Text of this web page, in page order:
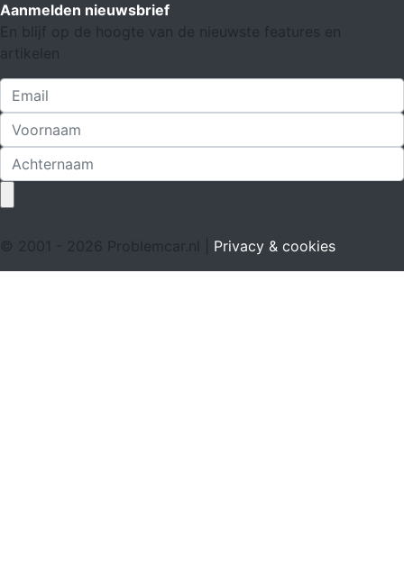
Aanmelden nieuwsbrief
En blijf op de hoogte van de nieuwste features en
artikelen
© 2001 - 2026 Problemcar.nl | Privacy & cookies